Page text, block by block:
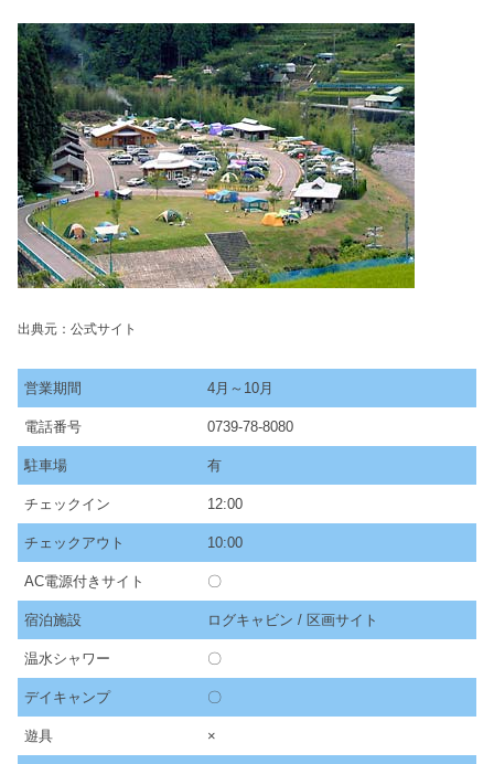
出典元：公式サイト
営業期間 4月～10月
電話番号 0739-78-8080
駐車場 有
チェックイン 12:00
チェックアウト 10:00
AC電源付きサイト 〇
宿泊施設 ログキャビン / 区画サイト
温水シャワー 〇
デイキャンプ 〇
遊具 ×